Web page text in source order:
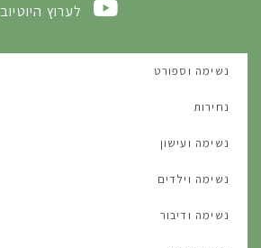
לערוץ היוטיוב
נשימה וספורט
נחירות
נשימה ועישון
נשימה וילדים
נשימה ודיבור